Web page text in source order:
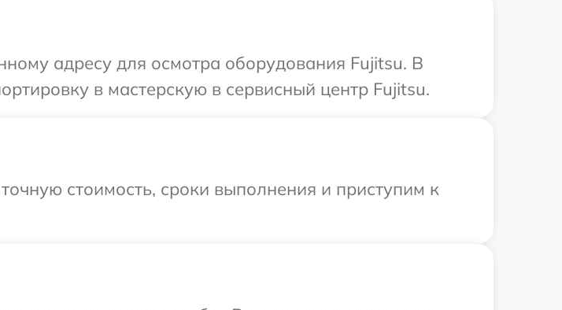
адресу для осмотра оборудования Fujitsu. В
в мастерскую в сервисный центр Fujitsu.
стоимость, сроки выполнения и приступим к